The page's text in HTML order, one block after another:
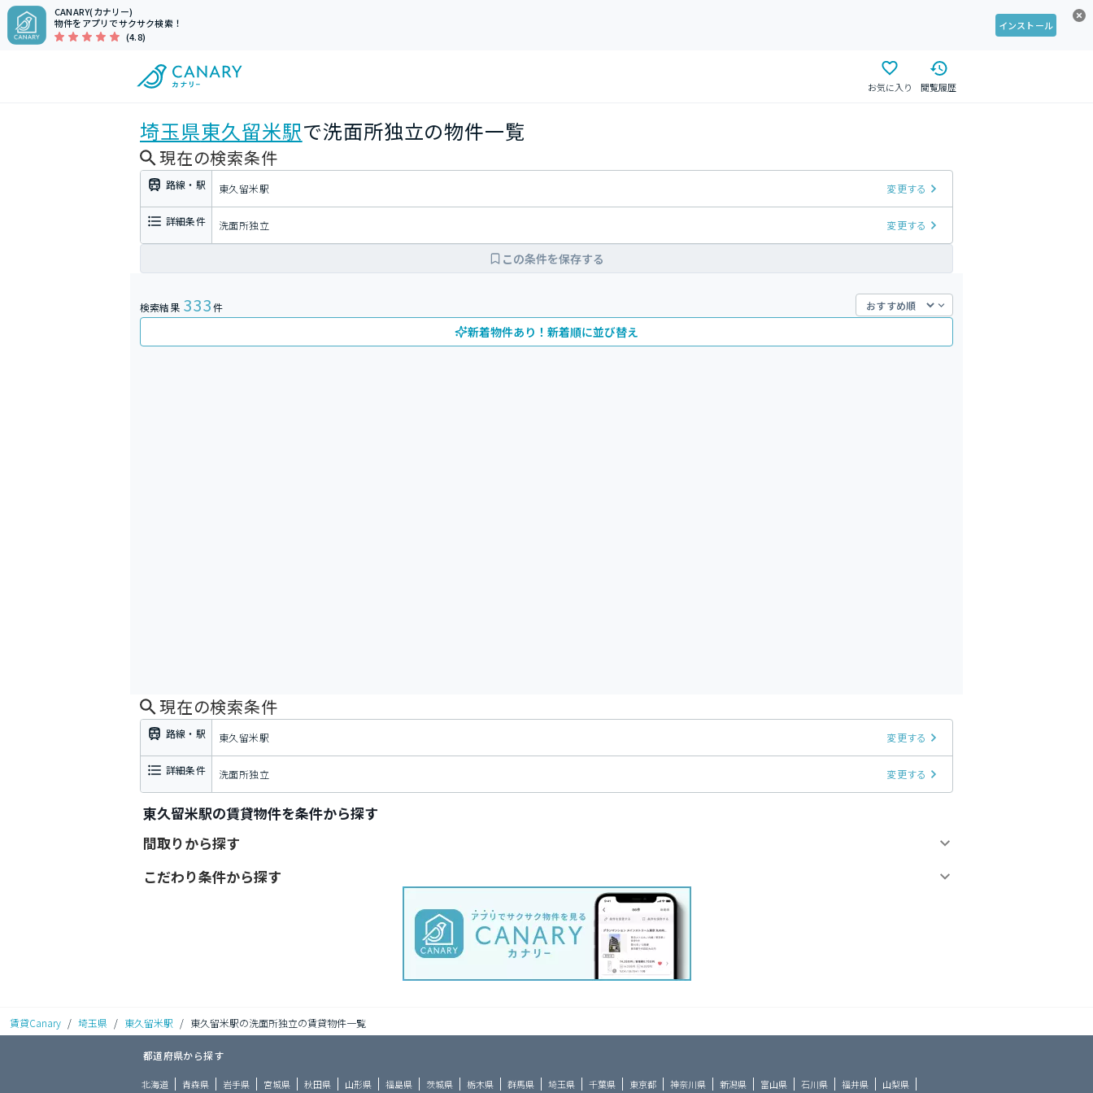
CANARY(カナリー)
物件をアプリでサクサク検索！
(4.8)
インストール
お気に入り 閲覧履歴
埼玉県東久留米駅で洗面所独立の物件一覧
現在の検索条件
路線・駅 東久留米駅 変更する
詳細条件 洗面所独立 変更する
この条件を保存する
検索結果 333件
新着物件あり！新着順に並び替え
現在の検索条件
路線・駅 東久留米駅 変更する
詳細条件 洗面所独立 変更する
東久留米駅の賃貸物件を条件から探す
間取りから探す
こだわり条件から探す
賃貸Canary / 埼玉県 / 東久留米駅 / 東久留米駅の洗面所独立の賃貸物件一覧
都道府県から探す
北海道 青森県 岩手県 宮城県 秋田県 山形県 福島県 茨城県 栃木県 群馬県 埼玉県 千葉県 東京都 神奈川県 新潟県 富山県 石川県 福井県 山梨県